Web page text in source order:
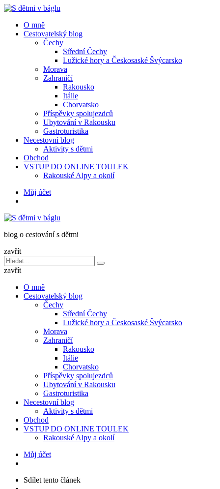
Menu
Menu
O mně
Cestovatelský blog
Čechy
Střední Čechy
Lužické hory a Českosaské Švýcarsko
Morava
Zahraničí
Rakousko
Itálie
Chorvatsko
Příspěvky spolujezdců
Ubytování v Rakousku
Gastroturistika
Necestovní blog
Aktivity s dětmi
Obchod
VSTUP DO ONLINE TOULEK
Rakouské Alpy a okolí
HledatMůj účet
v
blog o cestování s dětmi
zavřít
Vyhledávání
pro:
Hledat
zavřít
O mně
Cestovatelský blog
Čechy
Střední Čechy
Lužické hory a Českosaské Švýcarsko
Morava
Zahraničí
Rakousko
Itálie
Chorvatsko
Příspěvky spolujezdců
Ubytování v Rakousku
Gastroturistika
Necestovní blog
Aktivity s dětmi
Obchod
VSTUP DO ONLINE TOULEK
Rakouské Alpy a okolí
Můj účet
Sdílet tento článek